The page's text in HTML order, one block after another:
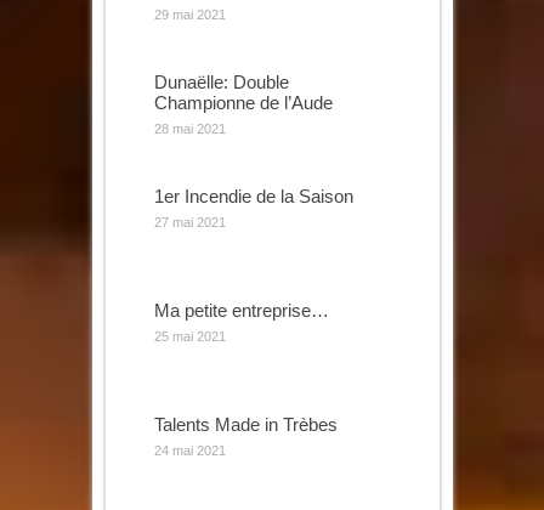
29 mai 2021
Dunaëlle: Double
Championne de l’Aude
28 mai 2021
1er Incendie de la Saison
27 mai 2021
Ma petite entreprise…
25 mai 2021
Talents Made in Trèbes
24 mai 2021